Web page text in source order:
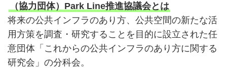
（協力団体）Park Line推進協議会とは
将来の公共インフラのあり方、公共空間の新たな活
用方策を調査・研究することを目的に設立された任
意団体「これからの公共インフラのあり方に関する
研究会」の分科会。